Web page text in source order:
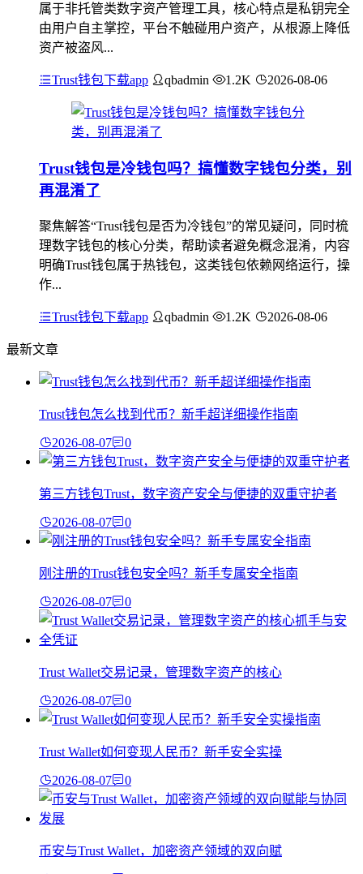
属于非托管类数字资产管理工具，核心特点是私钥完全
由用户自主掌控，平台不触碰用户资产，从根源上降低
资产被盗风...
Trust钱包下载app qbadmin 1.2K 2026-08-06
Trust钱包是冷钱包吗？搞懂数字钱包分类，别
再混淆了
聚焦解答“Trust钱包是否为冷钱包”的常见疑问，同时梳
理数字钱包的核心分类，帮助读者避免概念混淆，内容
明确Trust钱包属于热钱包，这类钱包依赖网络运行，操
作...
Trust钱包下载app qbadmin 1.2K 2026-08-06
最新文章
Trust钱包怎么找到代币？新手超详细操作指南
2026-08-07 0
第三方钱包Trust，数字资产安全与便捷的双重守护者
2026-08-07 0
刚注册的Trust钱包安全吗？新手专属安全指南
2026-08-07 0
Trust Wallet交易记录，管理数字资产的核心
2026-08-07 0
Trust Wallet如何变现人民币？新手安全实操
2026-08-07 0
币安与Trust Wallet，加密资产领域的双向赋